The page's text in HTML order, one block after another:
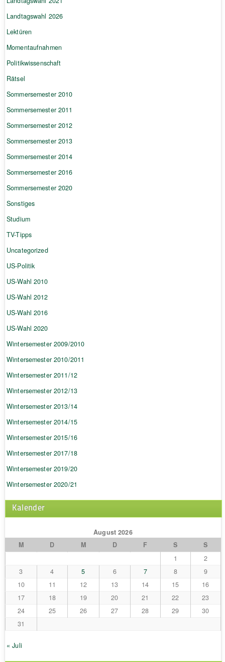
Landtagswahl 2026
Lektüren
Momentaufnahmen
Politikwissenschaft
Rätsel
Sommersemester 2010
Sommersemester 2011
Sommersemester 2012
Sommersemester 2013
Sommersemester 2014
Sommersemester 2016
Sommersemester 2020
Sonstiges
Studium
TV-Tipps
Uncategorized
US-Politik
US-Wahl 2010
US-Wahl 2012
US-Wahl 2016
US-Wahl 2020
Wintersemester 2009/2010
Wintersemester 2010/2011
Wintersemester 2011/12
Wintersemester 2012/13
Wintersemester 2013/14
Wintersemester 2014/15
Wintersemester 2015/16
Wintersemester 2017/18
Wintersemester 2019/20
Wintersemester 2020/21
Kalender
August 2026
M
D M D F S
S
1
2
3
4 5 6 7 8
9
10
11 12 13 14 15
16
17
18 19 20 21 22
23
24
25 26 27 28 29
30
31
« Juli